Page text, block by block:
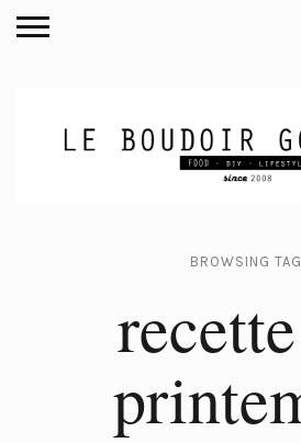
BROWSING TAG